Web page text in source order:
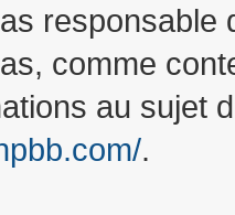
comme
au sujet
.